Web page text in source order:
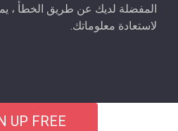
المفضلة لديك عن طريق الخطأ ،
لاستعادة معلوماتك.
UP FREE